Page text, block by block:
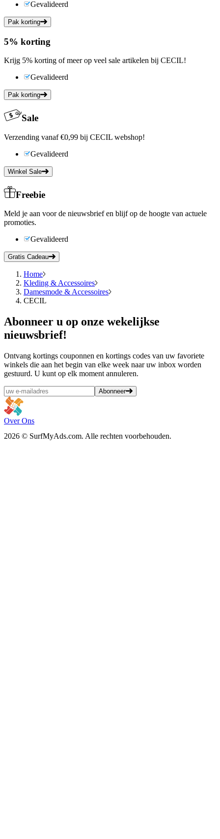
Gevalideerd
Pak korting
5% korting
Krijg 5% korting of meer op veel sale artikelen bij CECIL!
Gevalideerd
Pak korting
Sale
Verzending vanaf €0,99 bij CECIL webshop!
Gevalideerd
Winkel Sale
Freebie
Meld je aan voor de nieuwsbrief en blijf op de hoogte van actuele
promoties.
Gevalideerd
Gratis Cadeau
Home
Kleding & Accessoires
Damesmode & Accessoires
CECIL
Abonneer u op onze wekelijkse
nieuwsbrief!
Ontvang kortings couponnen en kortings codes van uw favoriete
winkels die aan het begin van elke week naar uw inbox worden
gestuurd. U kunt op elk moment annuleren.
Abonneer
Over Ons
2026 © SurfMyAds.com. Alle rechten voorbehouden.